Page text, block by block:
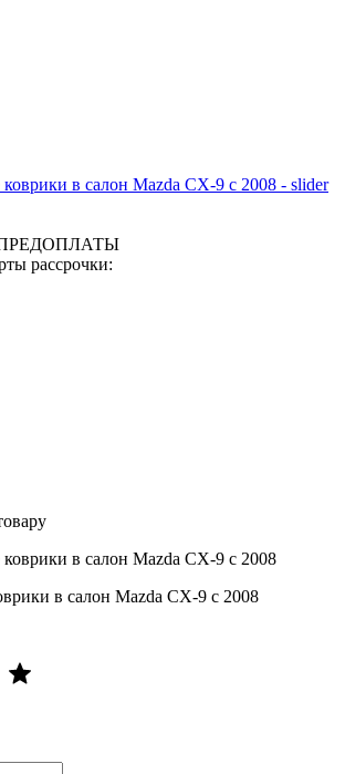
рассрочки:
в салон Mazda CX-9 с 2008